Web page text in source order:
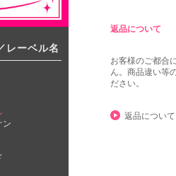
レーベル名
ン
返品について
お客様のご都合
ん。商品違い等
ださい。
返品について